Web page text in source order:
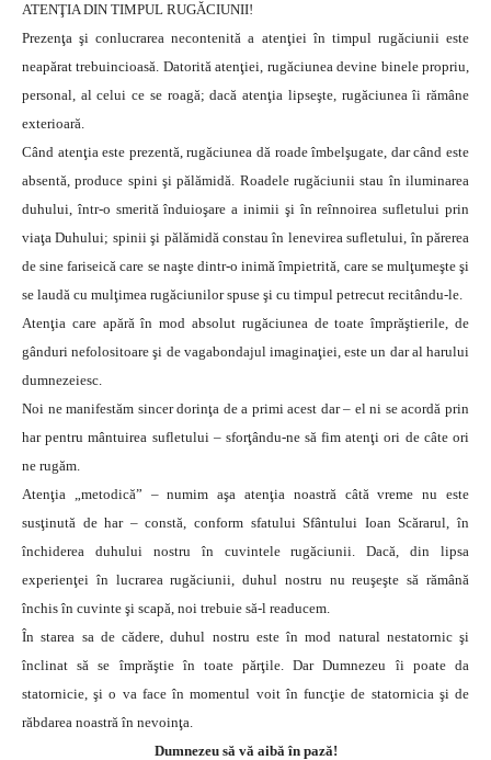
ATENŢIA DIN TIMPUL RUGĂCIUNII!
Prezenţa şi conlucrarea necontenită a atenţiei în timpul rugăciunii este
neapărat trebuincioasă. Datorită atenţiei, rugăciunea devine binele propriu,
personal, al celui ce se roagă; dacă atenţia lipseşte, rugăciunea îi rămâne
exterioară.
Când atenţia este prezentă, rugăciunea dă roade îmbelşugate, dar când este
absentă, produce spini şi pălămidă. Roadele rugăciunii stau în iluminarea
duhului, într-o smerită înduioşare a inimii şi în reînnoirea sufletului prin
viaţa Duhului; spinii şi pălămidă constau în lenevirea sufletului, în părerea
de sine fariseică care se naşte dintr-o inimă împietrită, care se mulţumeşte şi
se laudă cu mulţimea rugăciunilor spuse şi cu timpul petrecut recitându-le.
Atenţia care apără în mod absolut rugăciunea de toate împrăştierile, de
gânduri nefolositoare şi de vagabondajul imaginaţiei, este un dar al harului
dumnezeiesc.
Noi ne manifestăm sincer dorinţa de a primi acest dar – el ni se acordă prin
har pentru mântuirea sufletului – sforţându-ne să fim atenţi ori de câte ori
ne rugăm.
Atenţia „metodică” – numim aşa atenţia noastră câtă vreme nu este
susţinută de har – constă, conform sfatului Sfântului Ioan Scărarul, în
închiderea duhului nostru în cuvintele rugăciunii. Dacă, din lipsa
experienţei în lucrarea rugăciunii, duhul nostru nu reuşeşte să rămână
închis în cuvinte şi scapă, noi trebuie să-l readucem.
În starea sa de cădere, duhul nostru este în mod natural nestatornic şi
înclinat să se împrăştie în toate părţile. Dar Dumnezeu îi poate da
statornicie, şi o va face în momentul voit în funcţie de statornicia şi de
răbdarea noastră în nevoinţa.
Dumnezeu să vă aibă în pază!